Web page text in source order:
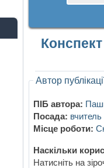
Автор
ПІБ автора:
Посада: вчитель
Місце роботи:
Наскільки
Натисніть на